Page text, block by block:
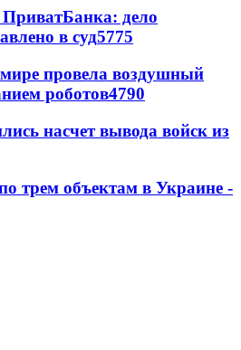
ПриватБанка: дело
в суд5775
провела воздушный
роботов4790
насчет вывода войск из
трем объектам в Украине -